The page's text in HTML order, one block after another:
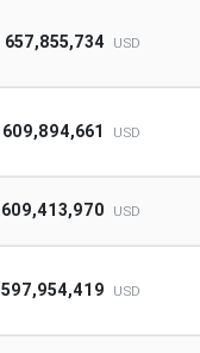
657,855,734 USD
609,894,661 USD
609,413,970 USD
597,954,419 USD